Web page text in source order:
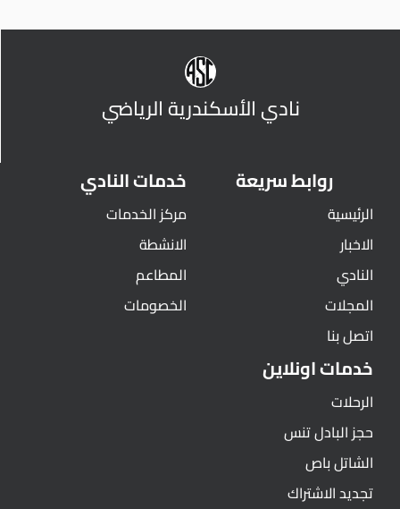
نادي الأسكندرية الرياضي
روابط سريعة
الرئيسية
الاخبار
النادي
المجلات
اتصل بنا
خدمات النادي
مركز الخدمات
الانشطة
المطاعم
الخصومات
خدمات اونلاين
الرحلات
حجز البادل تنس
الشاتل باص
تجديد الاشتراك